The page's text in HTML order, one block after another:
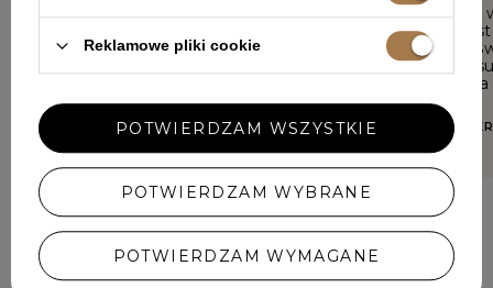
Piękna!
DARIA, SIEMIANOWICE ŚLĄSKIE
Delikatny i
❤️ kolor jest
aplikacje.
Spódnica
polecam!
ANGELIKA,
DODAJ SWOJĄ OPINIĘ
Reklamowe pliki cookie
POTWIERDZAM WYBRANE
POTWIERDZAM WYMAGANE
POTWIERDZAM WSZYSTKIE